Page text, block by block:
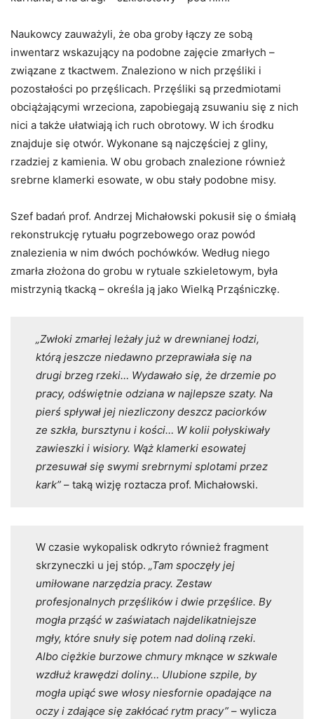
Naukowcy zauważyli, że oba groby łączy ze sobą
inwentarz wskazujący na podobne zajęcie zmarłych –
związane z tkactwem. Znaleziono w nich przęśliki i
pozostałości po przęślicach. Przęśliki są przedmiotami
obciążającymi wrzeciona, zapobiegają zsuwaniu się z nich
nici a także ułatwiają ich ruch obrotowy. W ich środku
znajduje się otwór. Wykonane są najczęściej z gliny,
rzadziej z kamienia. W obu grobach znalezione również
srebrne klamerki esowate, w obu stały podobne misy.
Szef badań prof. Andrzej Michałowski pokusił się o śmiałą
rekonstrukcję rytuału pogrzebowego oraz powód
znalezienia w nim dwóch pochówków. Według niego
zmarła złożona do grobu w rytuale szkieletowym, była
mistrzynią tkacką – określa ją jako Wielką Prząśniczkę.
„Zwłoki zmarłej leżały już w drewnianej łodzi,
którą jeszcze niedawno przeprawiała się na
drugi brzeg rzeki… Wydawało się, że drzemie po
pracy, odświętnie odziana w najlepsze szaty. Na
pierś spływał jej niezliczony deszcz paciorków
ze szkła, bursztynu i kości… W kolii połyskiwały
zawieszki i wisiory. Wąż klamerki esowatej
przesuwał się swymi srebrnymi splotami przez
kark”– taką wizję roztacza prof. Michałowski.
W czasie wykopalisk odkryto również fragment
skrzyneczki u jej stóp. „Tam spoczęły jej
umiłowane narzędzia pracy. Zestaw
profesjonalnych przęślików i dwie przęślice. By
mogła prząść w zaświatach najdelikatniejsze
mgły, które snuły się potem nad doliną rzeki.
Albo ciężkie burzowe chmury mknące w szkwale
wzdłuż krawędzi doliny… Ulubione szpile, by
mogła upiąć swe włosy niesfornie opadające na
oczy i zdające się zakłócać rytm pracy”– wylicza